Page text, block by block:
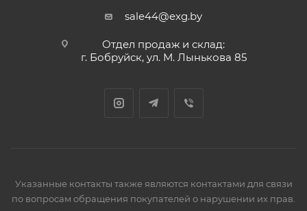
sale44@exg.by
Отдел продаж и склад:
г. Бобруйск, ул. М. Лынькова 85
Указанные контакты также являются контактами для связи
по вопросам обращения покупателей о нарушении их прав.